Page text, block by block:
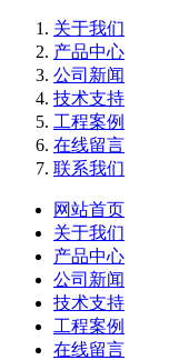
关于我们
产品中心
公司新闻
技术支持
工程案例
在线留言
联系我们
网站首页
关于我们
产品中心
公司新闻
技术支持
工程案例
在线留言